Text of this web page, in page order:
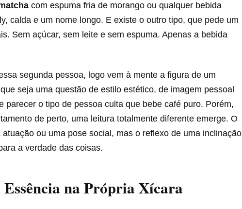
com espuma fria de morango ou qualquer bebida
calda e um nome longo. E existe o outro tipo, que pede um
Sem açúcar, sem leite e sem espuma. Apenas a bebida
segunda pessoa, logo vem à mente a figura de um
seja uma questão de estilo estético, de imagem pessoal
parecer o tipo de pessoa culta que bebe café puro. Porém,
de perto, uma leitura totalmente diferente emerge. O
atuação ou uma pose social, mas o reflexo de uma inclinação
a verdade das coisas.
Essência na Própria Xícara